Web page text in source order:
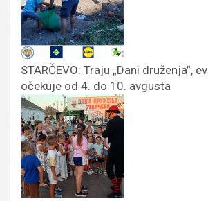
STARČEVO: Traju „Dani druženja”,
očekuje od 4. do 10. avgusta